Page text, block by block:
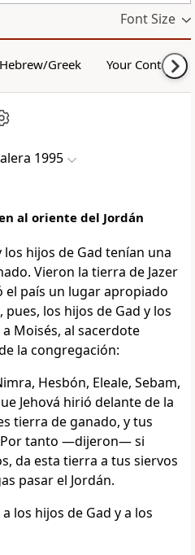
Font Size
Hebrew/Greek Your Content
1995
al oriente del Jordán
los hijos de Gad tenían una
Vieron la tierra de Jazer
el país un lugar apropiado
pues, los hijos de Gad y los
Moisés, al sacerdote
la congregación:
Hesbón, Eleale, Sebam,
Jehová hirió delante de la
tierra de ganado, y tus
Por tanto —dijeron— si
da esta tierra a tus siervos
pasar el Jordán.
los hijos de Gad y a los